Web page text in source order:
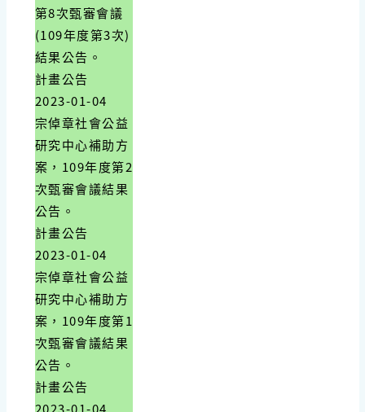
第8次甄審會議
(109年度第3次)
結果公告。
計畫公告
2023-01-04
宗倬章社會公益
研究中心補助方
案，109年度第2
次甄審會議結果
公告。
計畫公告
2023-01-04
宗倬章社會公益
研究中心補助方
案，109年度第1
次甄審會議結果
公告。
計畫公告
2023-01-04